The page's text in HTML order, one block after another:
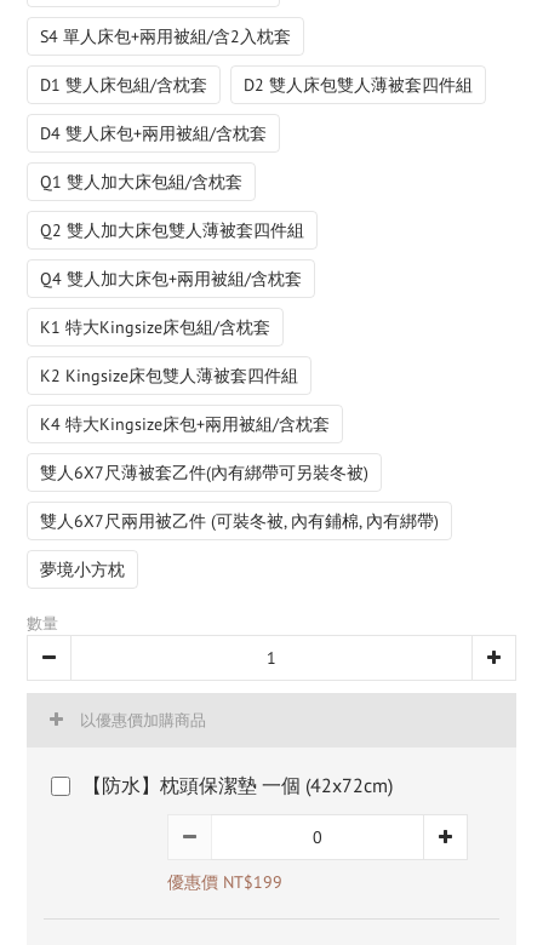
S4 單人床包+兩用被組/含2入枕套
D1 雙人床包組/含枕套 D2 雙人床包雙人薄被套四件組
D4 雙人床包+兩用被組/含枕套
Q1 雙人加大床包組/含枕套
Q2 雙人加大床包雙人薄被套四件組
Q4 雙人加大床包+兩用被組/含枕套
K1 特大Kingsize床包組/含枕套
K2 Kingsize床包雙人薄被套四件組
K4 特大Kingsize床包+兩用被組/含枕套
雙人6X7尺薄被套乙件(內有綁帶可另裝冬被)
雙人6X7尺兩用被乙件 (可裝冬被, 內有鋪棉, 內有綁帶)
夢境小方枕
數量
以優惠價加購商品
【防水】枕頭保潔墊 一個 (42x72cm)
優惠價 NT$199